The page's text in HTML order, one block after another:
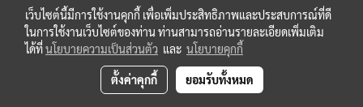
เว็บไซต์นี้มีการใช้งานคุกกี้ เพื่อเพิ่มประสิทธิภาพและประสบการณ์ที่ดี
ในการใช้งานเว็บไซต์ของท่าน ท่านสามารถอ่านรายละเอียดเพิ่มเติม
ได้ที่นโยบายความเป็นส่วนตัว และ นโยบายคุกกี้
ตั้งค่าคุกกี้ ยอมรับทั้งหมด